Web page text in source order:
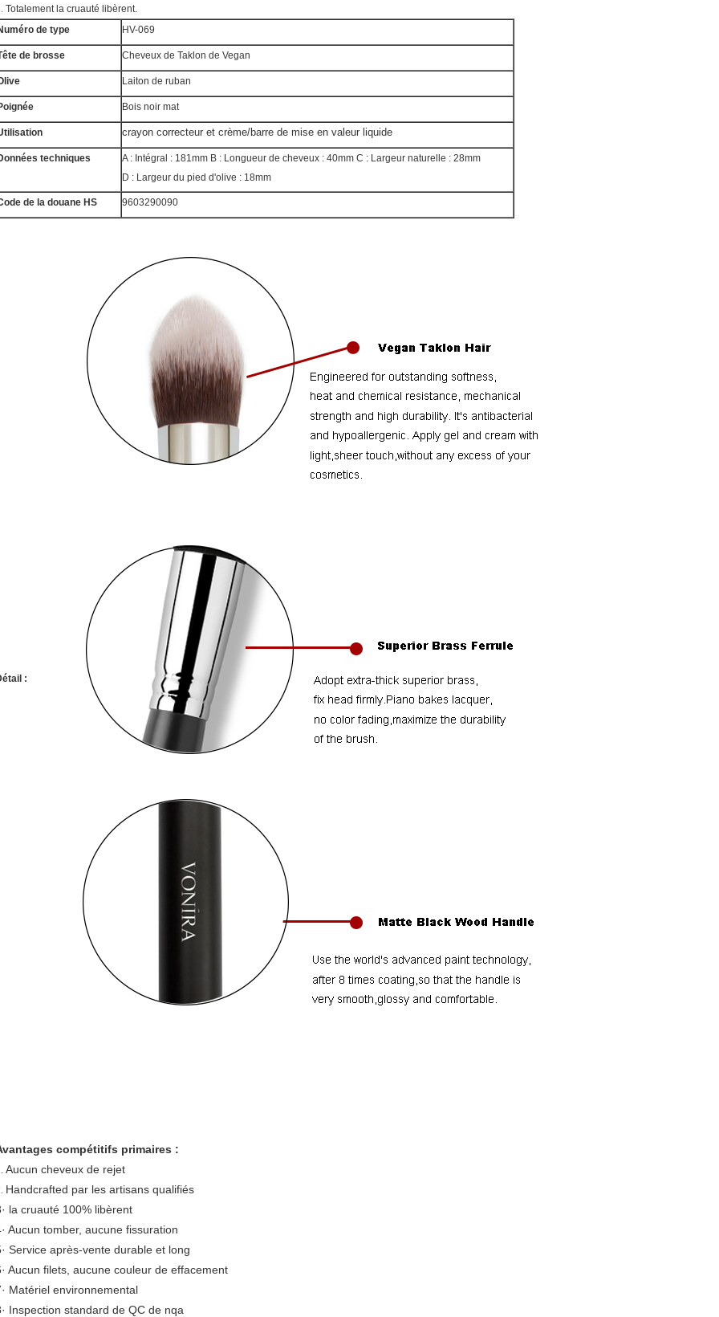
Totalement la cruauté libèrent.
de type
HV-069
de brosse Cheveux de Taklon de Vegan
Laiton de ruban
Bois noir mat
crayon correcteur et crème/barre de mise en valeur liquide
techniques
A : Intégral : 181mm B : Longueur de cheveux : 40mm C : Largeur naturelle : 28mm
D : Largeur du pied d'olive : 18mm
de la douane HS 9603290090
:
compétitifs primaires :
Aucun cheveux de rejet
Handcrafted par les artisans qualifiés
la cruauté 100% libèrent
Aucun tomber, aucune fissuration
Service après-vente durable et long
Aucun filets, aucune couleur de effacement
Matériel environnemental
Inspection standard de QC de nqa